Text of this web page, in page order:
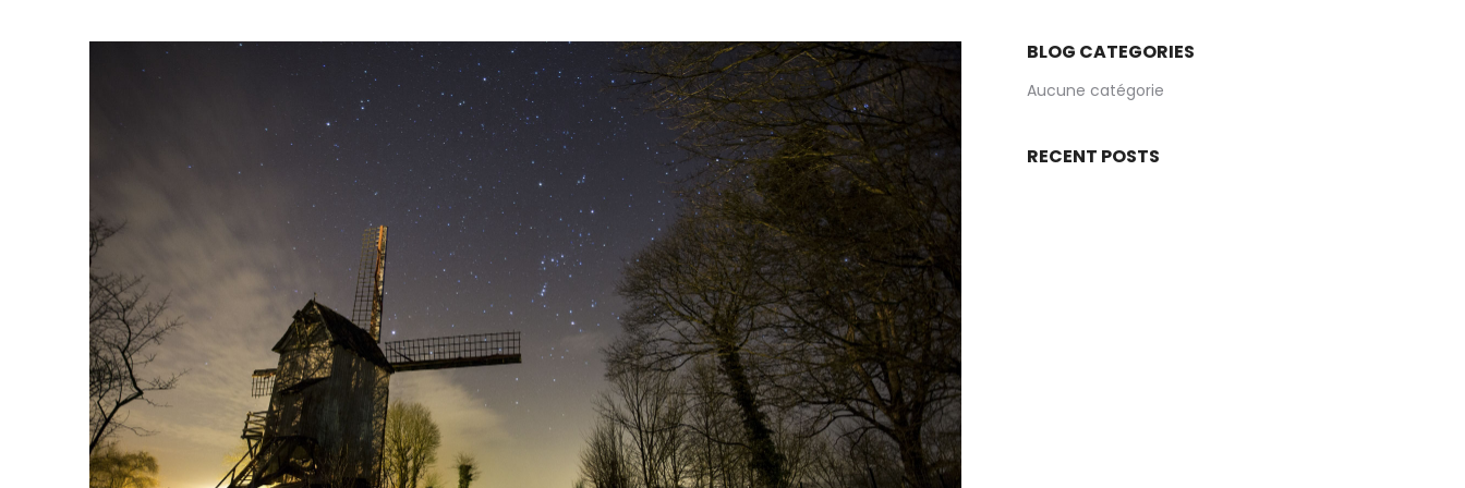
BLOG CATEGORIES
Aucune catégorie
RECENT POSTS